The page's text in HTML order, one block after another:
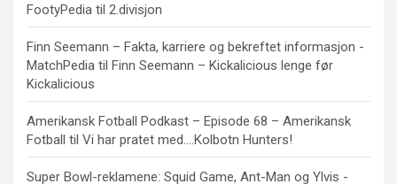
FootyPedia til 2.divisjon
Finn Seemann – Fakta, karriere og bekreftet informasjon -
MatchPedia til Finn Seemann – Kickalicious lenge før
Kickalicious
Amerikansk Fotball Podkast – Episode 68 – Amerikansk
Fotball til Vi har pratet med….Kolbotn Hunters!
Super Bowl-reklamene: Squid Game, Ant-Man og Ylvis -